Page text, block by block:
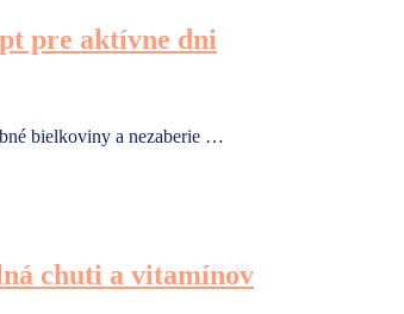
pre aktívne dni
bielkoviny a nezaberie …
chuti a vitamínov